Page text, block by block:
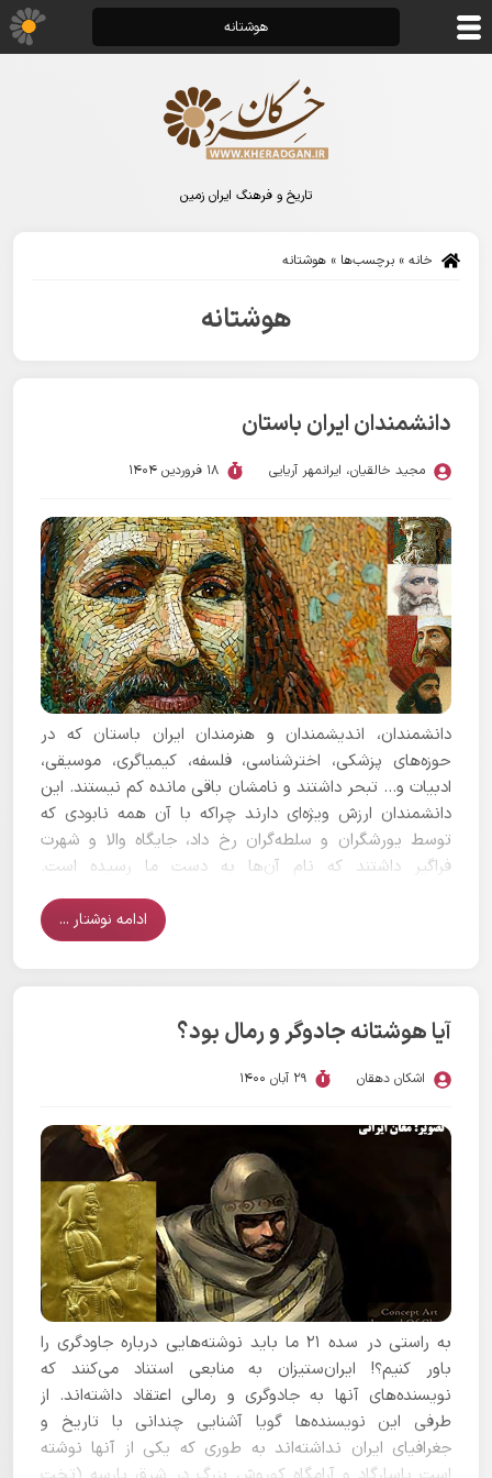
تاریخ و فرهنگ ایران زمین
خانه » برچسب‌ها » هوشتانه
هوشتانه
دانشمندان ایران باستان
مجید خالقیان، ایرانمهر آریایی 18 فروردین 1404
دانشمندان، اندیشمندان و هنرمندان ایران باستان که در
حوزه‌های پزشکی، اخترشناسی، فلسفه، کیمیاگری، موسیقی،
ادبیات و… تبحر داشتند و نامشان باقی مانده کم نیستند. این
دانشمندان ارزش ویژه‌‌ای دارند چراکه با آن همه نابودی که
توسط یورشگران و سلطه‌گران رخ داد، جایگاه والا و شهرت
فراگیر داشتند که نام آن‌ها به دست ما رسیده است.
سامانه‌های آموزشی، کتابخانه‌های بزرگ و مراکز علمی مانند
دانشگاه گندی‌شاپور در ایران باستان قابل توجه بودند.
ادامه نوشتار ...
آیا هوشتانه جادوگر و رمال بود؟
اشکان دهقان 29 آبان 1400
به راستی در سده ۲۱ ما باید نوشته‌هایی درباره جاودگری را
باور کنیم؟! ایران‌ستیزان به منابعی استناد می‌کنند که
نویسنده‌های آنها به جادوگری و رمالی اعتقاد داشته‌اند. از
طرفی این نویسنده‌ها گویا آشنایی چندانی با تاریخ و
جغرافیای ایران نداشته‌اند به طوری که یکی از آنها نوشته
هوشتانه